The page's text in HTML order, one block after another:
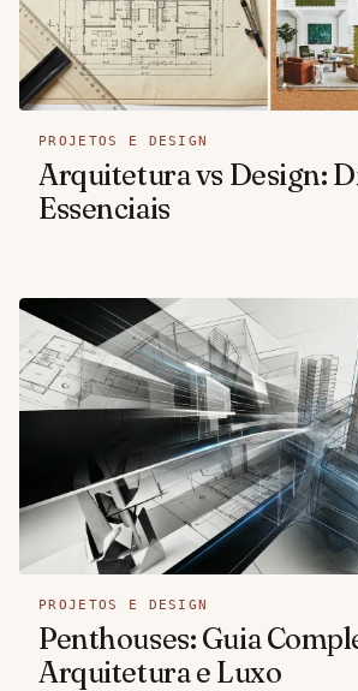
PROJETOS E DESIGN
Arquitetura vs Design:
Essenciais
PROJETOS E DESIGN
Penthouses: Guia
Arquitetura e Luxo